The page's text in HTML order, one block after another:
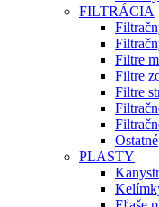
FILTRÁCIA
Filtre
Filtre
Filtre
Ostatné
PLASTY